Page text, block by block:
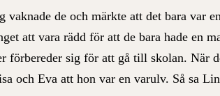
vaknade de och märkte att det bara var
att vara rädd för att de bara hade en
förbereder sig för att gå till skolan. När
och Eva att hon var en varulv. Så sa